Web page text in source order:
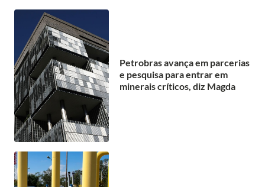
Petrobras avança em parcerias
e pesquisa para entrar em
minerais críticos, diz Magda